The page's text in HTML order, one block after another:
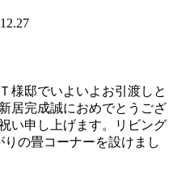
様邸でいよいよお引渡しと
居完成誠におめでとうござ
い申し上げます。リビング
の畳コーナーを設けまし